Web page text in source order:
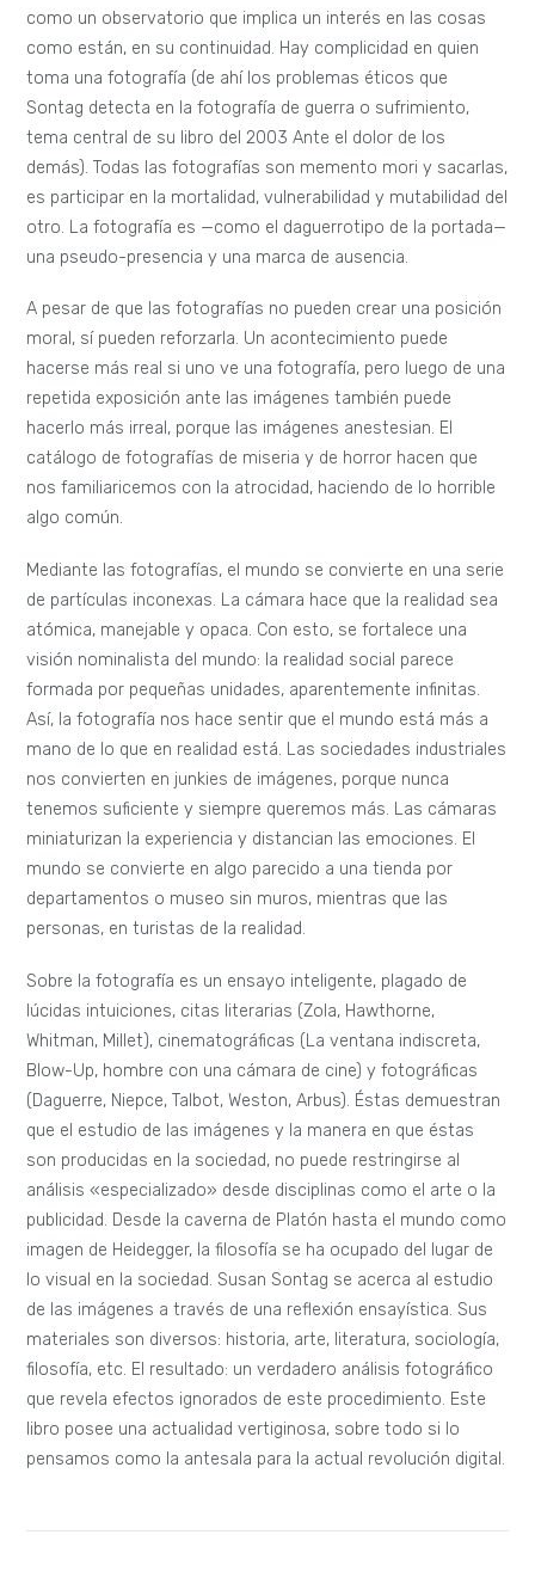
como un observatorio que implica un interés en las cosas
como están, en su continuidad. Hay complicidad en quien
toma una fotografía (de ahí los problemas éticos que
Sontag detecta en la fotografía de guerra o sufrimiento,
tema central de su libro del 2003 Ante el dolor de los
demás). Todas las fotografías son memento mori y sacarlas,
es participar en la mortalidad, vulnerabilidad y mutabilidad del
otro. La fotografía es —como el daguerrotipo de la portada—
una pseudo-presencia y una marca de ausencia.
A pesar de que las fotografías no pueden crear una posición
moral, sí pueden reforzarla. Un acontecimiento puede
hacerse más real si uno ve una fotografía, pero luego de una
repetida exposición ante las imágenes también puede
hacerlo más irreal, porque las imágenes anestesian. El
catálogo de fotografías de miseria y de horror hacen que
nos familiaricemos con la atrocidad, haciendo de lo horrible
algo común.
Mediante las fotografías, el mundo se convierte en una serie
de partículas inconexas. La cámara hace que la realidad sea
atómica, manejable y opaca. Con esto, se fortalece una
visión nominalista del mundo: la realidad social parece
formada por pequeñas unidades, aparentemente infinitas.
Así, la fotografía nos hace sentir que el mundo está más a
mano de lo que en realidad está. Las sociedades industriales
nos convierten en junkies de imágenes, porque nunca
tenemos suficiente y siempre queremos más. Las cámaras
miniaturizan la experiencia y distancian las emociones. El
mundo se convierte en algo parecido a una tienda por
departamentos o museo sin muros, mientras que las
personas, en turistas de la realidad.
Sobre la fotografía es un ensayo inteligente, plagado de
lúcidas intuiciones, citas literarias (Zola, Hawthorne,
Whitman, Millet), cinematográficas (La ventana indiscreta,
Blow-Up, hombre con una cámara de cine) y fotográficas
(Daguerre, Niepce, Talbot, Weston, Arbus). Éstas demuestran
que el estudio de las imágenes y la manera en que éstas
son producidas en la sociedad, no puede restringirse al
análisis «especializado» desde disciplinas como el arte o la
publicidad. Desde la caverna de Platón hasta el mundo como
imagen de Heidegger, la filosofía se ha ocupado del lugar de
lo visual en la sociedad. Susan Sontag se acerca al estudio
de las imágenes a través de una reflexión ensayística. Sus
materiales son diversos: historia, arte, literatura, sociología,
filosofía, etc. El resultado: un verdadero análisis fotográfico
que revela efectos ignorados de este procedimiento. Este
libro posee una actualidad vertiginosa, sobre todo si lo
pensamos como la antesala para la actual revolución digital.